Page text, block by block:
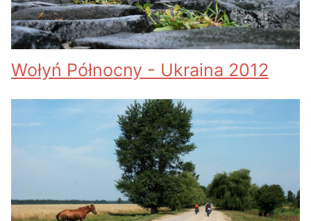
Wołyń Północny - Ukraina 2012